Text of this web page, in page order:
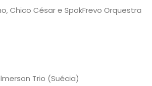
Chico César e SpokFrevo Orquestra
Trio (Suécia)